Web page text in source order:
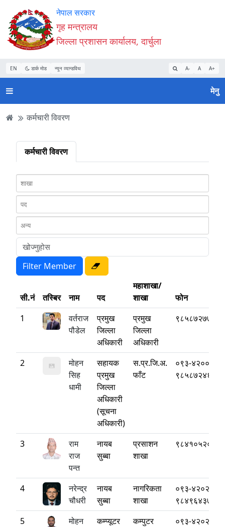
Accessibility
Mode
सुरु
गर्नुहोस्
सामाग्री
पढ्नुहाेस्
नेभिगेसन
पढ्नुहाेस्
वेबसाइट
खोजमा
जानुहोस्
नेपाल सरकार
गृह मन्त्रालय
जिल्ला प्रशासन कार्यालय, दार्चुला
EN डार्क मोड न्यून व्यान्डविथ A- A A+
मेनु
कर्मचारी विवरण
कर्मचारी विवरण
सी.नं तस्बिर नाम पद
महाशाखा/
शाखा
फोन
1
वर्तराज
पौडेल
प्रमुख
जिल्ला
अधिकारी
प्रमुख
जिल्ला
अधिकारी
९८५८७२७७७७
2
मोहन
सिह
धामी
सहायक
प्रमुख
जिल्ला
अधिकारी
(सूचना
अधिकारी)
स.प्र.जि.अ.
फाँट
०९३-४२००१७
९८५८७२४६६६
3
राम
राज
पन्त
नायब
सुब्बा
प्रसाशन
शाखा
९८४१०५२०४६
4
नरेन्द्र
चौधरी
नायब
सुब्बा
नागरिकता
शाखा
०९३-
९८४९६४३७७१
5
मोहन
कम्प्यूटर
कम्पुटर
०९३-४२०२१४